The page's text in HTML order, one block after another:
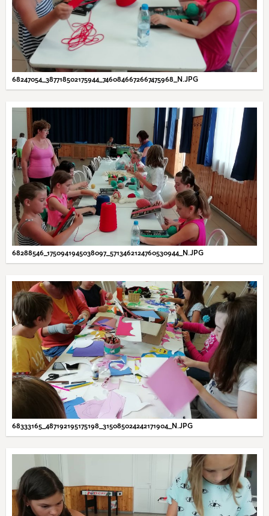
68247054_387718502175944_7460846672667475968_N.JPG
68288546_1750941945038097_5713462124760530944_N.JPG
68333165_487192195175198_315085024242171904_N.JPG